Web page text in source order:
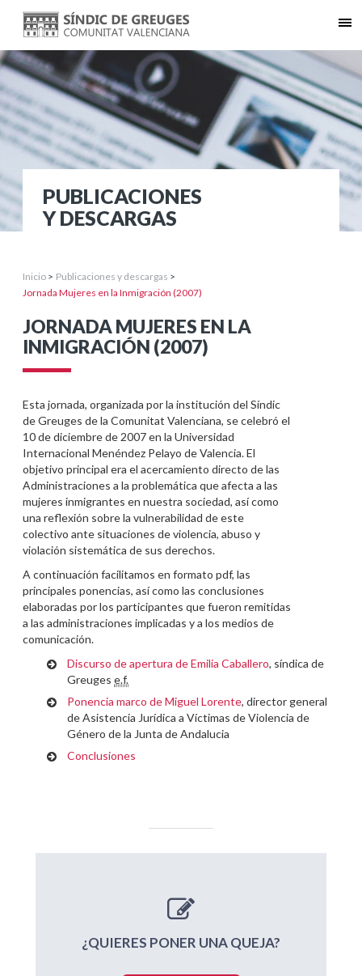
PUBLICACIONES
Y DESCARGAS
Inicio > Publicaciones y descargas >
Jornada Mujeres en la Inmigración (2007)
JORNADA MUJERES EN LA
INMIGRACIÓN (2007)
Esta jornada, organizada por la institución del Síndic
de Greuges de la Comunitat Valenciana, se celebró el
10 de diciembre de 2007 en la Universidad
Internacional Menéndez Pelayo de Valencia. El
objetivo principal era el acercamiento directo de las
Administraciones a la problemática que afecta a las
mujeres inmigrantes en nuestra sociedad, así como
una reflexión sobre la vulnerabilidad de este
colectivo ante situaciones de violencia, abuso y
violación sistemática de sus derechos.
A continuación facilitamos en formato pdf, las
principales ponencias, así como las conclusiones
elaboradas por los participantes que fueron remitidas
a las administraciones implicadas y a los medios de
comunicación.
Discurso de apertura de Emilia Caballero, síndica de
Greuges e.f.
Ponencia marco de Miguel Lorente, director general
de Asistencia Jurídica a Víctimas de Violencia de
Género de la Junta de Andalucia
Conclusiones
¿QUIERES PONER UNA QUEJA?